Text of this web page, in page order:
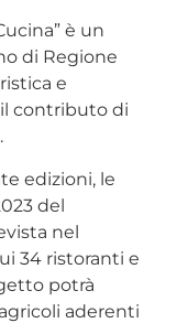
è un
di Regione
e
il contributo di
edizioni, le
del
nel
34 ristoranti e
potrà
aderenti